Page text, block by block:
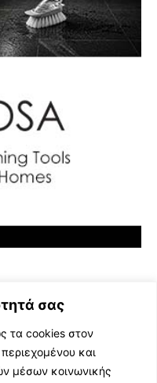
σας
τα cookies στον
και
μέσων κοινωνικής